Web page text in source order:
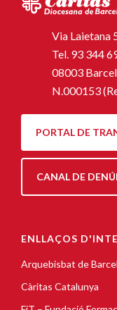
Via Laietana
Tel. 93 344
08003
N.000153
PORTAL DE
CANAL DE
ENLLAÇOS
Arquebisbat de
Càritas Catalunya